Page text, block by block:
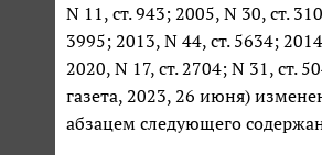
N 11, ст. 943; 2005, N 30, ст.
3995; 2013, N 44, ст. 5634;
2020, N 17, ст. 2704; N 31, ст.
газета, 2023, 26 июня)
абзацем следующего